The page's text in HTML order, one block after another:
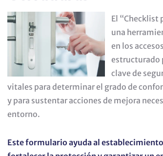
El “Checklist
una
en los
estructurado
clave de
vitales para determinar el grado de
y para sustentar acciones de mejora
entorno.
Este formulario ayuda al